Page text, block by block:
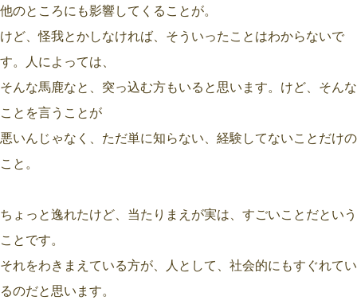
他のところにも影響してくることが。
けど、怪我とかしなければ、そういったことはわからないで
す。人によっては、
そんな馬鹿なと、突っ込む方もいると思います。けど、そんな
ことを言うことが
悪いんじゃなく、ただ単に知らない、経験してないことだけの
こと。
ちょっと逸れたけど、当たりまえが実は、すごいことだという
ことです。
それをわきまえている方が、人として、社会的にもすぐれてい
るのだと思います。